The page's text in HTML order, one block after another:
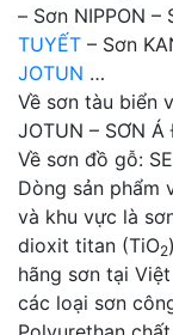
– Sơn NIPPON –
TUYẾT – Sơn
JOTUN …
Về sơn tàu biển
JOTUN – SƠN
Về sơn đồ gỗ:
Dòng sản phẩm
và khu vực là
dioxit titan (TiO2
hãng sơn tại
các loại sơn